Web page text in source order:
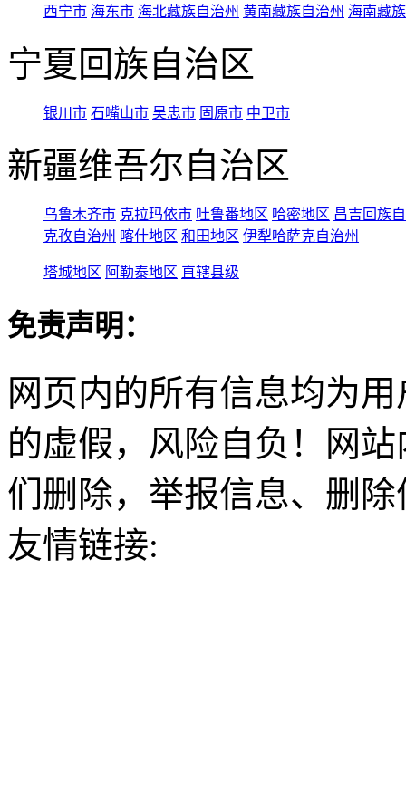
西宁市 海东市 海北藏族自治州 黄南藏族自治州 海南藏
宁夏回族自治区
银川市 石嘴山市 吴忠市 固原市 中卫市
新疆维吾尔自治区
乌鲁木齐市 克拉玛依市 吐鲁番地区 哈密地区 昌吉回族
克孜自治州 喀什地区 和田地区 伊犁哈萨克自治州
塔城地区 阿勒泰地区 直辖县级
免责声明：
网页内的所有信息均为
的虚假，风险自负！网
们删除，举报信息、删
友情链接: